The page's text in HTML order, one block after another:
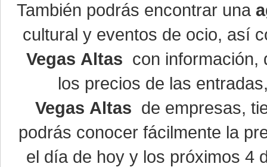
También podrás encontrar una
cultural y eventos de ocio, así
Vegas Altas con información,
los precios de las
Vegas Altas de empresas,
podrás conocer fácilmente la
el día de hoy y los próximos 4